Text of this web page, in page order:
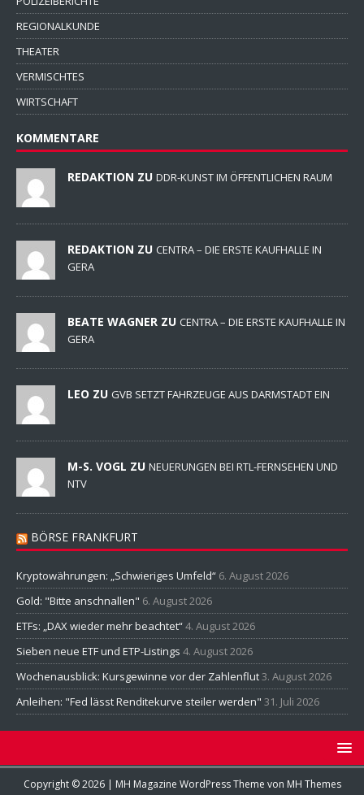
REGIONALKUNDE
THEATER
VERMISCHTES
WIRTSCHAFT
KOMMENTARE
REDAKTION ZU DDR-KUNST IM ÖFFENTLICHEN RAUM
REDAKTION ZU CENTRA – DIE ERSTE KAUFHALLE IN
GERA
BEATE WAGNER ZU CENTRA – DIE ERSTE KAUFHALLE IN
GERA
LEO ZU GVB SETZT FAHRZEUGE AUS DARMSTADT EIN
M-S. VOGL ZU NEUERUNGEN BEI RTL-FERNSEHEN UND
NTV
BÖRSE FRANKFURT
Kryptowährungen: „Schwieriges Umfeld“ 6. August 2026
Gold: "Bitte anschnallen" 6. August 2026
ETFs: „DAX wieder mehr beachtet“4. August 2026
Sieben neue ETF und ETP-Listings 4. August 2026
Wochenausblick: Kursgewinne vor der Zahlenflut3. August 2026
Anleihen: "Fed lässt Renditekurve steiler werden" 31. Juli 2026
Copyright © 2026 | MH Magazine WordPress Theme von MH Themes